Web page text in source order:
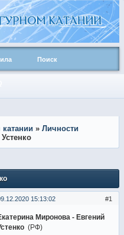
Поиск
» Личности
1
15:13:02
Миронова - Евгений
(РФ)